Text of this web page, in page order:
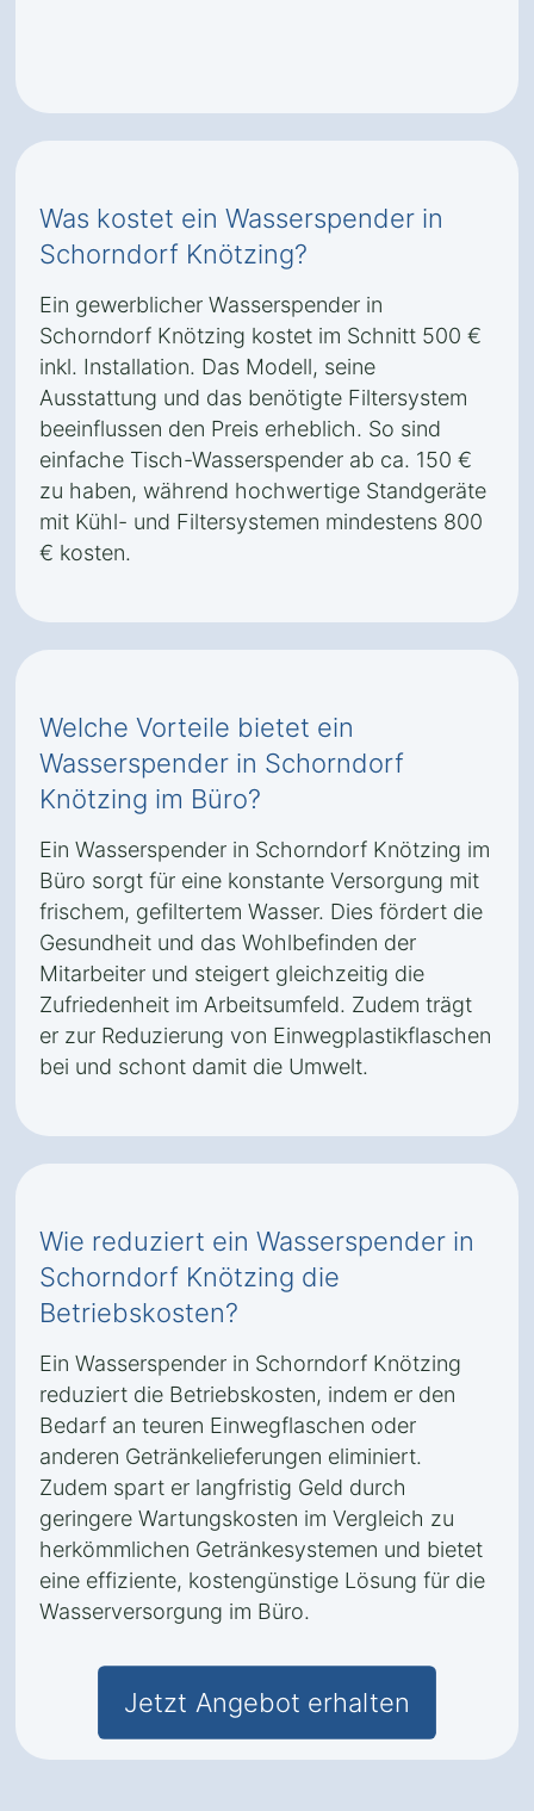
Was kostet ein Wasserspender in
Schorndorf Knötzing?
Ein gewerblicher Wasserspender in
Schorndorf Knötzing kostet im Schnitt 500 €
inkl. Installation. Das Modell, seine
Ausstattung und das benötigte Filtersystem
beeinflussen den Preis erheblich. So sind
einfache Tisch-Wasserspender ab ca. 150 €
zu haben, während hochwertige Standgeräte
mit Kühl- und Filtersystemen mindestens 800
€ kosten.
Welche Vorteile bietet ein
Wasserspender in Schorndorf
Knötzing im Büro?
Ein Wasserspender in Schorndorf Knötzing im
Büro sorgt für eine konstante Versorgung mit
frischem, gefiltertem Wasser. Dies fördert die
Gesundheit und das Wohlbefinden der
Mitarbeiter und steigert gleichzeitig die
Zufriedenheit im Arbeitsumfeld. Zudem trägt
er zur Reduzierung von Einwegplastikflaschen
bei und schont damit die Umwelt.
Wie reduziert ein Wasserspender in
Schorndorf Knötzing die
Betriebskosten?
Ein Wasserspender in Schorndorf Knötzing
reduziert die Betriebskosten, indem er den
Bedarf an teuren Einwegflaschen oder
anderen Getränkelieferungen eliminiert.
Zudem spart er langfristig Geld durch
geringere Wartungskosten im Vergleich zu
herkömmlichen Getränkesystemen und bietet
eine effiziente, kostengünstige Lösung für die
Wasserversorgung im Büro.
Jetzt Angebot erhalten